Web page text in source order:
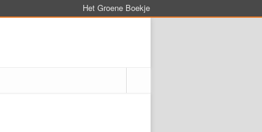
Het Groene Boekje